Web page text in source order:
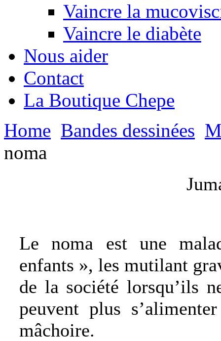
Vaincre la
Vaincre le diabète
Nous aider
Contact
La Boutique Chepe
Home Bandes dessinées
noma
Le noma est une
enfants », les mutilant
de la société lorsqu’ils
peuvent plus
mâchoire.